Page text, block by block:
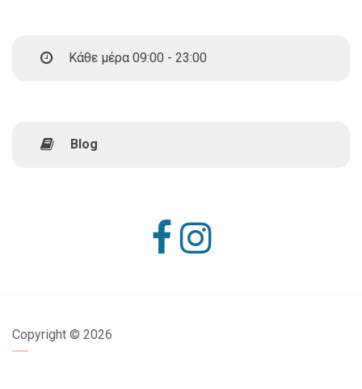
Κάθε μέρα 09:00 - 23:00
Blog
Copyright © 2026